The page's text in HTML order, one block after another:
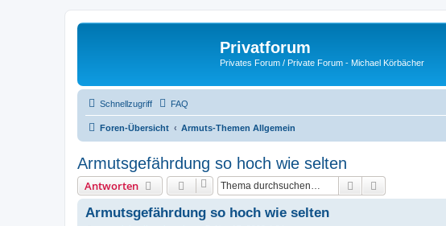
Privatforum
Privates Forum / Private Forum - Michael Körbächer
Schnellzugriff FAQ
Foren-Übersicht Armuts-Themen Allgemein
Armutsgefährdung so hoch wie selten
Antworten Suche
Armutsgefährdung so hoch wie selten